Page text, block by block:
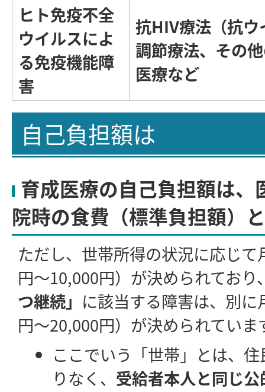
ヒト免疫不全
ウイルスによ
る免疫機能障
害
抗HIV療法（抗
調節療法、その
医療など
自己負担額は
育成医療の自己負担額は、
院時の食費（標準負担額）
ただし、世帯所得の状況に応じ
円～10,000円）が決められており
つ継続」 に該当する障害は、別
円～20,000円）が決められていま
ここでいう「世帯」とは、
りなく、 受給者本人と同じ